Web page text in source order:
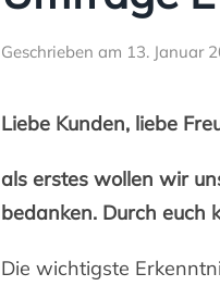
Geschrieben am 13. Januar
Liebe Kunden, liebe
als erstes wollen wir
bedanken. Durch euch
Die wichtigste